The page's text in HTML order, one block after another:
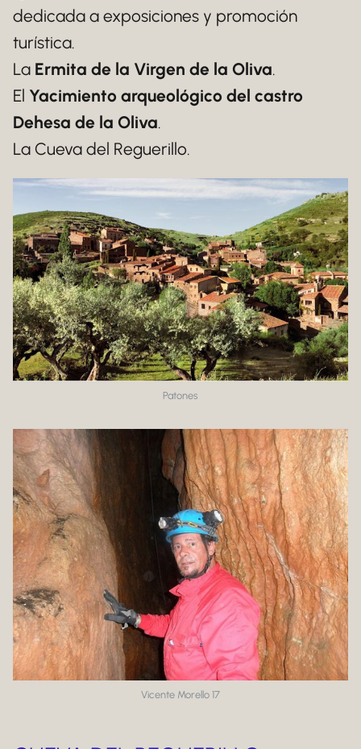
dedicada a exposiciones y promoción
turística.
La Ermita de la Virgen de la Oliva.
El Yacimiento arqueológico del castro
Dehesa de la Oliva.
La Cueva del Reguerillo.
Patones
Vicente Morello 17